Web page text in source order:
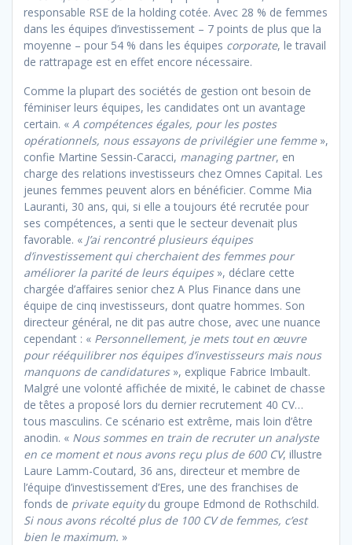
responsable RSE de la holding cotée. Avec 28 % de femmes
dans les équipes d’investissement – 7 points de plus que la
moyenne – pour 54 % dans les équipes corporate, le travail
de rattrapage est en effet encore nécessaire.
Comme la plupart des sociétés de gestion ont besoin de
féminiser leurs équipes, les candidates ont un avantage
certain. « A compétences égales, pour les postes
opérationnels, nous essayons de privilégier une femme»,
confie Martine Sessin-Caracci, managing partner, en
charge des relations investisseurs chez Omnes Capital. Les
jeunes femmes peuvent alors en bénéficier. Comme Mia
Lauranti, 30 ans, qui, si elle a toujours été recrutée pour
ses compétences, a senti que le secteur devenait plus
favorable. « J’ai rencontré plusieurs équipes
d’investissement qui cherchaient des femmes pour
améliorer la parité de leurs équipes», déclare cette
chargée d’affaires senior chez A Plus Finance dans une
équipe de cinq investisseurs, dont quatre hommes. Son
directeur général, ne dit pas autre chose, avec une nuance
cependant : « Personnellement, je mets tout en œuvre
pour rééquilibrer nos équipes d’investisseurs mais nous
manquons de candidatures», explique Fabrice Imbault.
Malgré une volonté affichée de mixité, le cabinet de chasse
de têtes a proposé lors du dernier recrutement 40 CV…
tous masculins. Ce scénario est extrême, mais loin d’être
anodin. « Nous sommes en train de recruter un analyste
en ce moment et nous avons reçu plus de 600 CV, illustre
Laure Lamm-Coutard, 36 ans, directeur et membre de
l’équipe d’investissement d’Eres, une des franchises de
fonds de private equitydu groupe Edmond de Rothschild.
Si nous avons récolté plus de 100 CV de femmes, c’est
bien le maximum. »